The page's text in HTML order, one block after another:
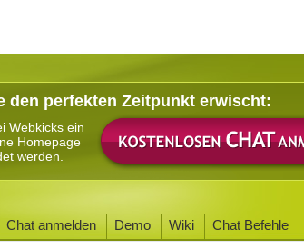
den perfekten Zeitpunkt erwischt:
Webkicks ein
Homepage
werden.
Chat anmelden Demo Wiki Chat Befehle